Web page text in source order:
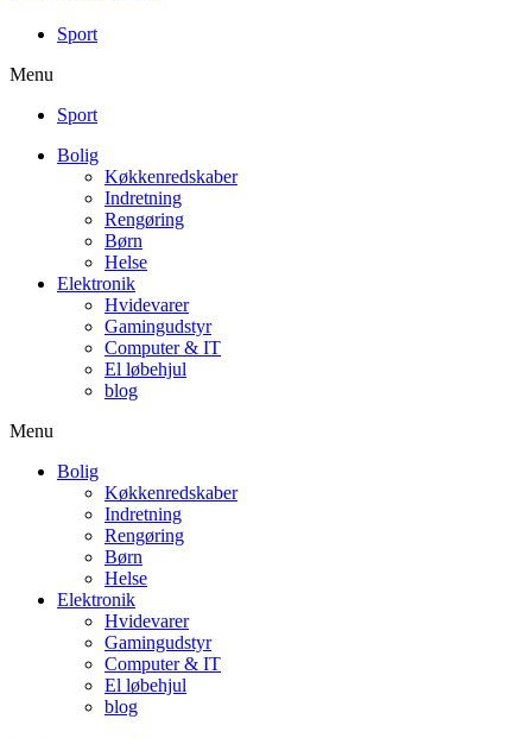
Sport
Menu
Sport
Bolig
Køkkenredskaber
Indretning
Rengøring
Børn
Helse
Elektronik
Hvidevarer
Gamingudstyr
Computer & IT
El løbehjul
blog
Menu
Bolig
Køkkenredskaber
Indretning
Rengøring
Børn
Helse
Elektronik
Hvidevarer
Gamingudstyr
Computer & IT
El løbehjul
blog